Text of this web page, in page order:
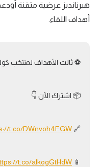
هيرنانديز عرضية متقنة
أهداف اللقاء.
⚽️ ثالث الأهداف لمنتخب
📦 اشترك الآن 👇
🔗
t.co/DWnvoh4EGW
📱
t.co/alkogGtHdW